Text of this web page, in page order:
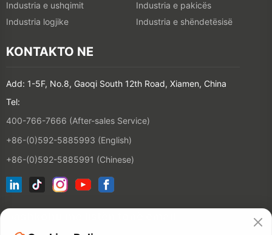
Industria e ushqimit
Industria e pakicës
Industria logjike
Industria e shëndetësisë
KONTAKTO NE
Add: 1-5F, No.8, Gaoqi South 12th Road, Xiamen, China
Tel:
400-766-7666 (After-sales Service)
+86-(0)592-5885993 (English)
+86-(0)592-5885991 (Chinese)